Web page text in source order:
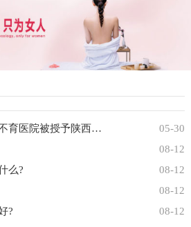
05-30
热烈祝贺陕西天伦不孕不育医院被授予陕西省中
08-12
08-12
么?
08-12
08-12
?